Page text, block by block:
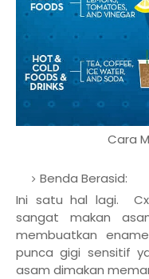
Cara
Benda Berasid:
Ini satu hal lagi.
sangat makan
membuatkan
punca gigi sensitif
asam dimakan